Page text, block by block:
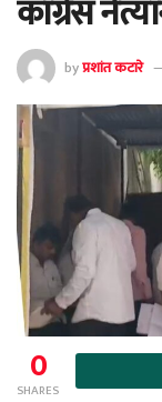
काँग्रेस
byप्रशांत कटारे
0
SHARES